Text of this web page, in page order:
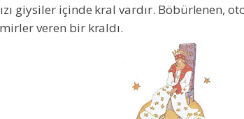
giysiler içinde kral vardır. Böbürlenen,
veren bir kraldı.